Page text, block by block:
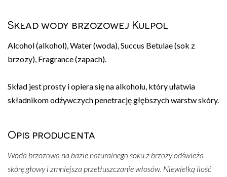
Skład wody brzozowej Kulpol
Alcohol (alkohol), Water (woda), Succus Betulae (sok z
brzozy), Fragrance (zapach).
Skład jest prosty i opiera się na alkoholu, który ułatwia
składnikom odżywczych penetrację głębszych warstw skóry.
Opis producenta
Woda brzozowa na bazie naturalnego soku z brzozy odświeża
skórę głowy i zmniejsza przetłuszczanie włosów. Niewielką ilość